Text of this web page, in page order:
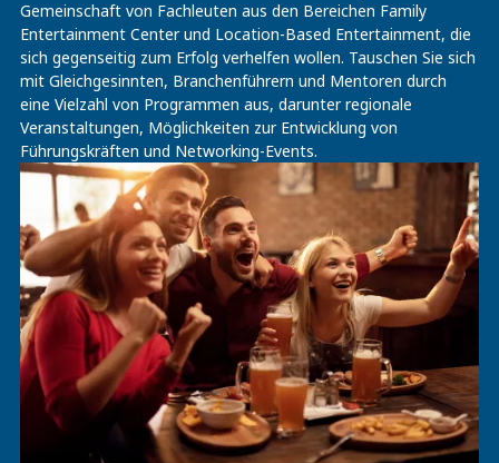
Gemeinschaft von Fachleuten aus den Bereichen Family
Entertainment Center und Location-Based Entertainment, die
sich gegenseitig zum Erfolg verhelfen wollen. Tauschen Sie sich
mit Gleichgesinnten, Branchenführern und Mentoren durch
eine Vielzahl von Programmen aus, darunter regionale
Veranstaltungen, Möglichkeiten zur Entwicklung von
Führungskräften und Networking-Events.